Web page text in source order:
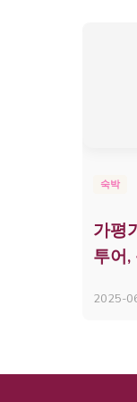
숙박
가평
투어,
2025-